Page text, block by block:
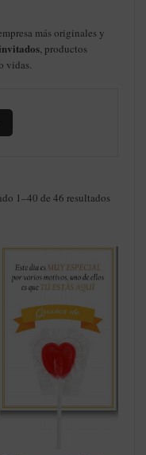
más originales y
, productos
vidas.
1–40 de 46 resultadosOrdenado
últimos